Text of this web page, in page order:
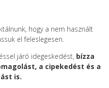
hogy a nem használt
el feleslegesen.
járó idegeskedést, bízza
a cipekedést és a
is.